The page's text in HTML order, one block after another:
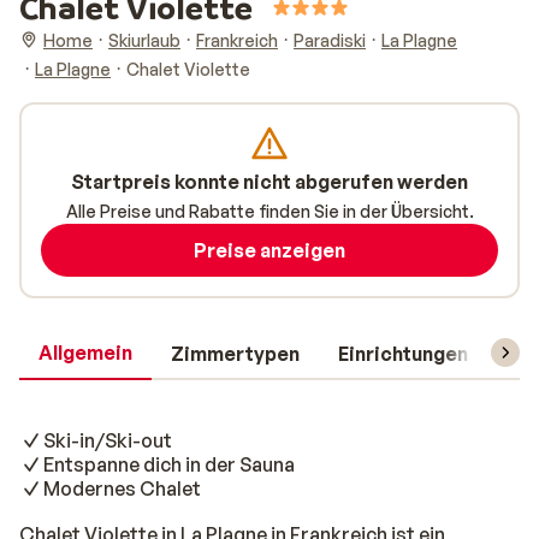
Home Skiurlaub Frankreich Paradiski
La Plagne
La Plagne
Chalet Violette
Allgemein Zimmertypen Einrichtungen
Ski-in/Ski-out
Entspanne dich in der Sauna
Modernes Chalet
Chalet Violette in La Plagne in Frankreich ist ein
Startpreis konnte nicht abgerufen werden
Alle Preise und Rabatte finden Sie in der Übersicht.
Preise anzeigen